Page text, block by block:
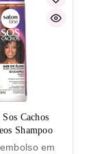
Cachos
Shampoo
em